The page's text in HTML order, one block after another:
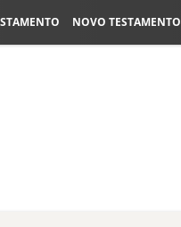
NOVO TESTAMENTO